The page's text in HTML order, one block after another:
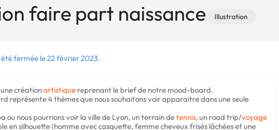
faire part naissance Illustration
fermée le 22 février 2023.
créationartistique reprenant le brief de notre mood-board.
représente 4 thèmes que nous souhaitons voir apparaitre dans une seule
ou nous pourrions voir la ville de Lyon, un terrain detennis, un road trip/voyage
en silhouette (homme avec casquette, femme cheveux frisés lâchées et une